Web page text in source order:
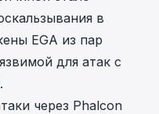
в
EGA из пар
для атак с
через Phalcon